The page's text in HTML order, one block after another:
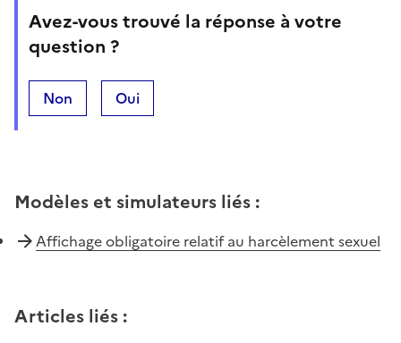
Avez-vous trouvé la réponse à votre
question ?
Non Oui
Modèles et simulateurs liés :
Affichage obligatoire relatif au harcèlement sexuel
Articles liés :